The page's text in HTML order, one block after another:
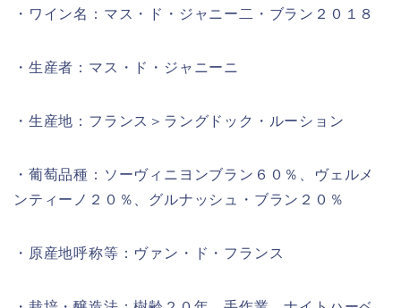
・ワイン名：マス・ド・ジャニー二・ブラン２０１８
・生産者：マス・ド・ジャニーニ
・生産地：フランス＞ラングドック・ルーション
・葡萄品種：ソーヴィニヨンブラン６０％、ヴェルメ
ンティーノ２０％、グルナッシュ・ブラン２０％
・原産地呼称等：ヴァン・ド・フランス